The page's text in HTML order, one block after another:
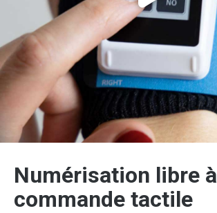
Numérisation libre à
commande tactile